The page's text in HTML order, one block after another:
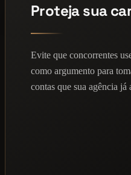
Proteja sua
Evite que concorrentes
como argumento para
contas que sua agência já